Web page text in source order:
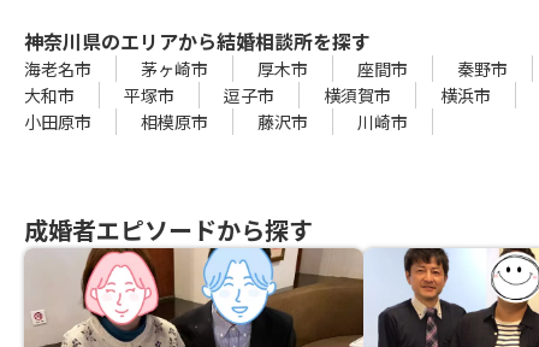
神奈川県のエリアから結婚相談所を探す
海老名市 茅ヶ崎市 厚木市 座間市
秦野市
大和市
平塚市 逗子市 横須賀市
横浜市
小田原市
相模原市 藤沢市 川崎市
成婚者エピソードから探す